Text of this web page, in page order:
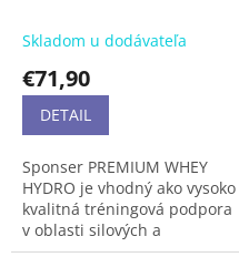
tréningová podpora v
vytrvalostných športov,
ale aj pre aktívnych ľudí a
rekonvalescentov so
zvýšenou potrebou
bielkovín, srvátkový
proteín pre efektívny rast
svalov doplnenú o HMB
Skladom u dodávateľa
€71,90
DETAIL
Sponser PREMIUM WHEY
HYDRO je vhodný ako vysoko
kvalitná tréningová podpora
v oblasti silových a
vytrvalostných športov, ale aj